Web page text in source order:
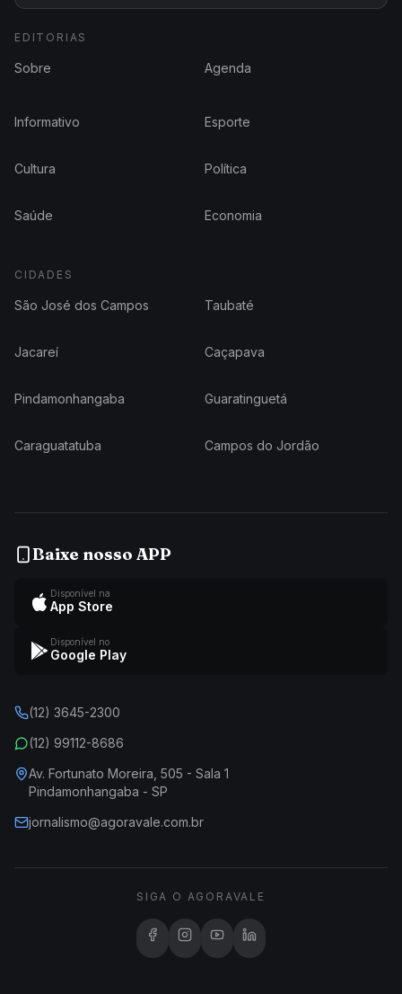
EDITORIAS
Sobre Agenda
Informativo Esporte
Cultura Política
Saúde Economia
CIDADES
São José dos Campos Taubaté
Jacareí Caçapava
Pindamonhangaba Guaratinguetá
Caraguatatuba Campos do Jordão
Baixe nosso APP
Disponível na
App Store
Disponível no
Google Play
(12) 3645-2300
(12) 99112-8686
Av. Fortunato Moreira, 505 - Sala 1
Pindamonhangaba - SP
jornalismo@agoravale.com.br
SIGA O AGORAVALE